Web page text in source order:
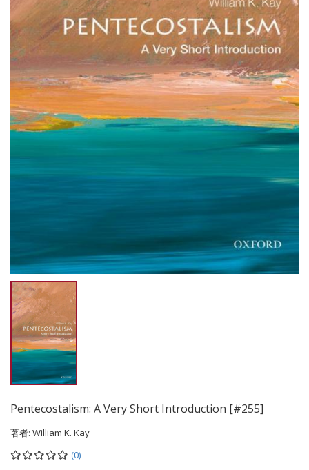
Pentecostalism: A Very Short Introduction [#255]
著者: William K. Kay
(0)